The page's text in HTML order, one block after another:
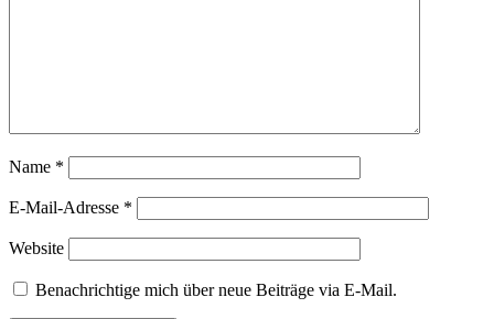
Name *
E-Mail-Adresse *
Website
Benachrichtige mich über neue Beiträge via E-Mail.